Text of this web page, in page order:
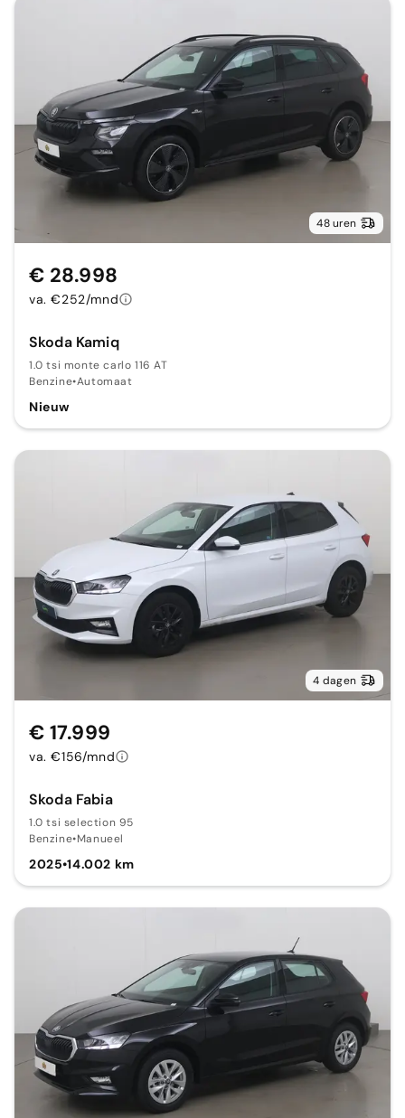
48 uren
Skoda Kamiq
1.0 tsi monte carlo 116 AT
Benzine•Automaat
Nieuw
€ 28.998
va. €252/mnd
4 dagen
Skoda Fabia
1.0 tsi selection 95
Benzine•Manueel
2025•14.002 km
€ 17.999
va. €156/mnd